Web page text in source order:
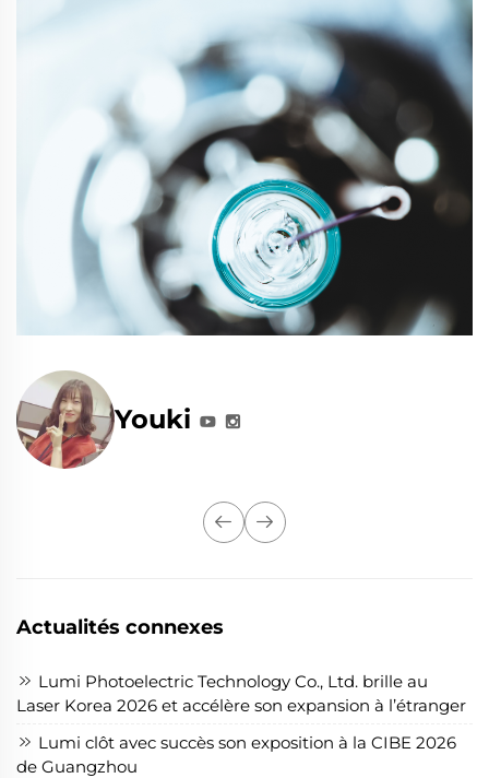
Youki
Actualités connexes
Lumi Photoelectric Technology Co., Ltd. brille au
Laser Korea 2026 et accélère son expansion à l’étranger
Lumi clôt avec succès son exposition à la CIBE 2026
de Guangzhou